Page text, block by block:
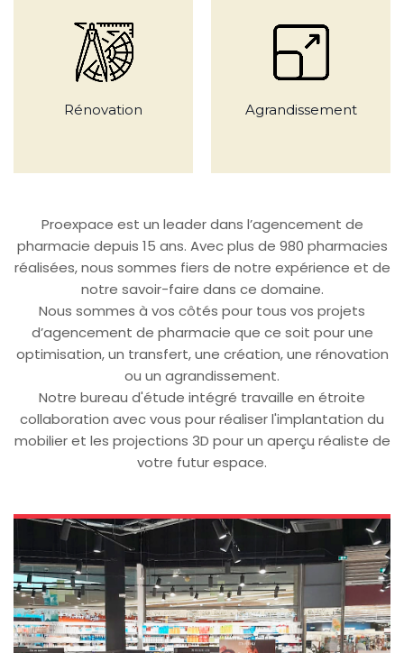
Rénovation Agrandissement
Proexpace est un leader dans l’agencement de
pharmacie depuis 15 ans. Avec plus de 980 pharmacies
réalisées,nous sommes fiers de notre expérience et de
notre savoir-faire dans ce domaine.
Nous sommes à vos côtés pour tous vos projets
d’agencement de pharmacie que ce soit pour une
optimisation, un transfert, une création, une rénovation
ou un agrandissement.
Notre bureau d'étude intégré travaille en étroite
collaboration avec vous pour réaliser l'implantation du
mobilier et les projections 3D pour un aperçu réaliste de
votre futur espace.